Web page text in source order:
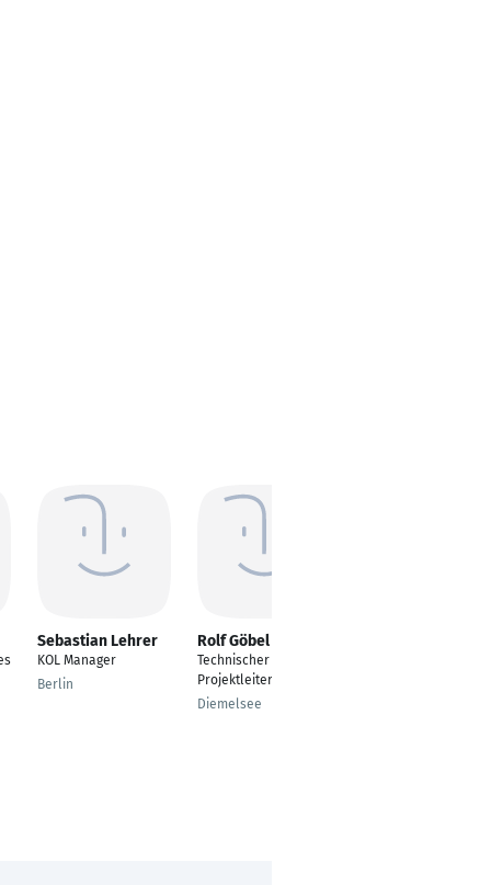
Sebastian Lehrer
KOL Manager
Berlin
Rolf Göbel
Technischer
Projektleiter
Diemelsee